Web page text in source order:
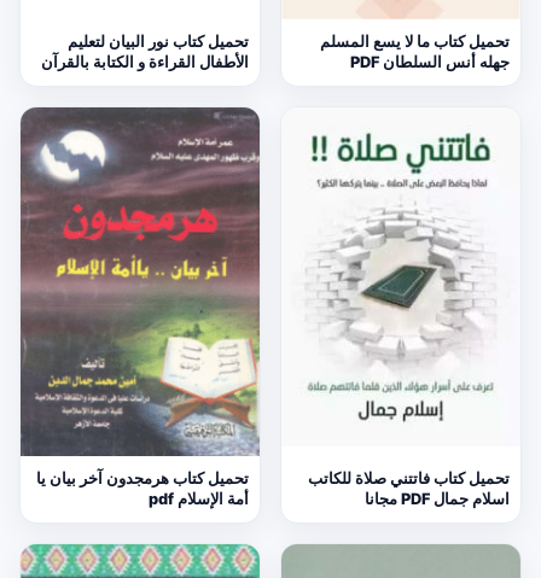
تحميل كتاب ما لا يسع المسلم
جهله أنس السلطان PDF
تحميل كتاب نور البيان لتعليم
الأطفال القراءة و الكتابة بالقرآن
تحميل كتاب فاتتني صلاة للكاتب
اسلام جمال PDF مجانا
تحميل كتاب هرمجدون آخر بيان يا
أمة الإسلام pdf